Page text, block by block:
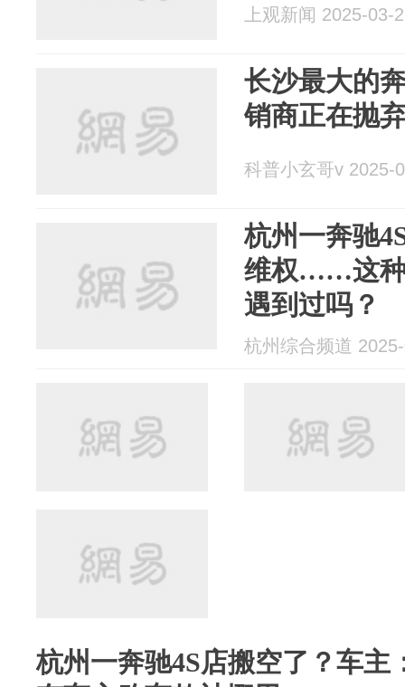
上观新闻 2025-03-
长沙最大的
销商正在抛
科普小玄哥v 2025-
杭州一奔驰
维权……这种
遇到过吗？
杭州综合频道
杭州一奔驰4S店搬空了？车主